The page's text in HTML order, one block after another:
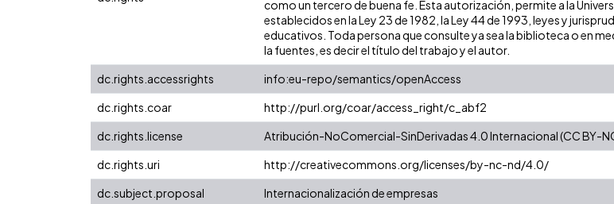
como un tercero de buena fe. Esta autorización, permite a la
establecidos en la Ley 23 de 1982, la Ley 44 de 1993, leyes y
educativos. Toda persona que consulte ya sea la biblioteca o en
la fuentes, es decir el título del trabajo y el autor.
dc.rights.accessrights info:eu-repo/semantics/openAccess
dc.rights.coar
http://purl.org/coar/access_right/c_abf2
dc.rights.license
Atribución-NoComercial-SinDerivadas 4.0 Internacional (CC BY-
dc.rights.uri
http://creativecommons.org/licenses/by-nc-nd/4.0/
dc.subject.proposal
Internacionalización de empresas